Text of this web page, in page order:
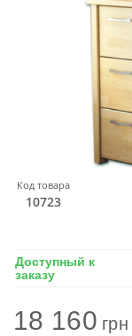
Код товара
10723
Доступный к
заказу
18 160грн